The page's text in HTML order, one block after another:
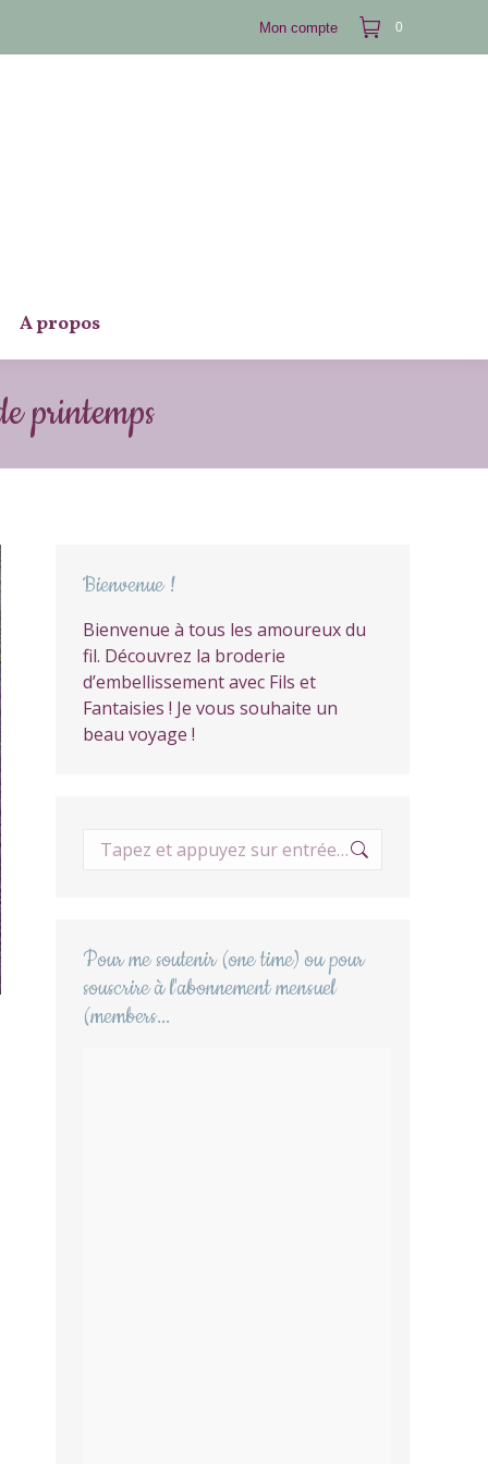
Mon compte 0
A propos
printemps
Bienvenue !
Bienvenue à tous les amoureux du
fil. Découvrez la broderie
d’embellissement avec Fils et
Fantaisies ! Je vous souhaite un
beau voyage !
Recherche
Pour me soutenir (one time) ou pour
souscrire à l'abonnement mensuel
(members...